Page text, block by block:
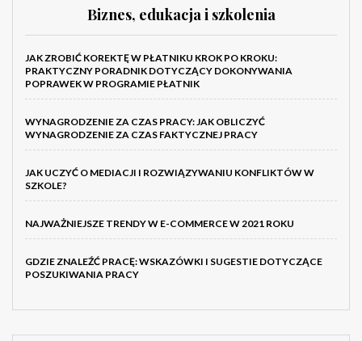
Biznes, edukacja i szkolenia
JAK ZROBIĆ KOREKTĘ W PŁATNIKU KROK PO KROKU:
PRAKTYCZNY PORADNIK DOTYCZĄCY DOKONYWANIA
POPRAWEK W PROGRAMIE PŁATNIK
WYNAGRODZENIE ZA CZAS PRACY: JAK OBLICZYĆ
WYNAGRODZENIE ZA CZAS FAKTYCZNEJ PRACY
JAK UCZYĆ O MEDIACJI I ROZWIĄZYWANIU KONFLIKTÓW W
SZKOLE?
NAJWAŻNIEJSZE TRENDY W E-COMMERCE W 2021 ROKU
GDZIE ZNALEŹĆ PRACĘ: WSKAZÓWKI I SUGESTIE DOTYCZĄCE
POSZUKIWANIA PRACY